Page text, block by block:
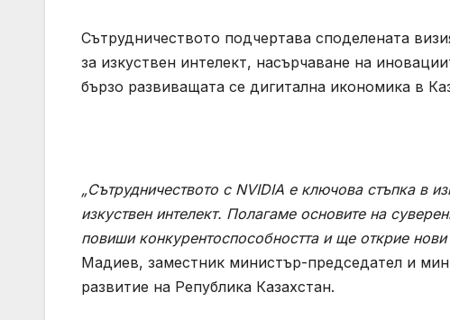
Сътрудничеството подчертава споделената
за изкуствен интелект, насърчаване на
бързо развиващата се дигитална икономика в
„Сътрудничеството с NVIDIA е ключова стъпка в
изкуствен интелект. Полагаме основите на
повиши конкурентоспособността и ще открие
Мадиев, заместник министър-председател и
развитие на Република Казахстан.